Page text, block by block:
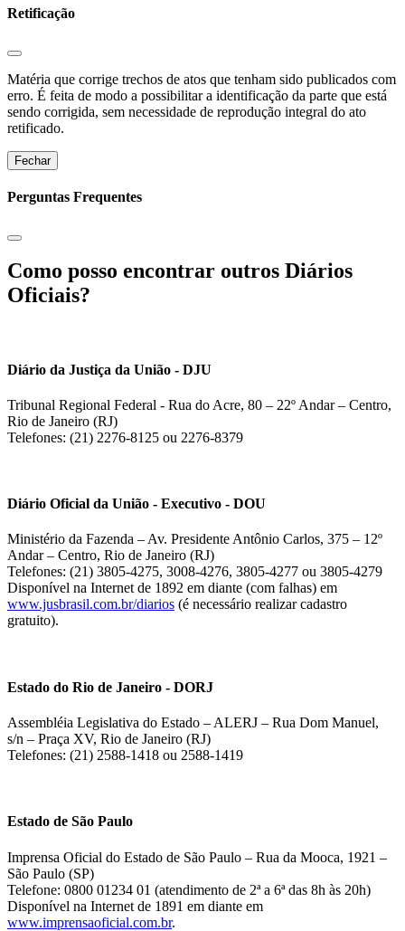
Retificação
Matéria que corrige trechos de atos que tenham sido publicados com
erro. É feita de modo a possibilitar a identificação da parte que está
sendo corrigida, sem necessidade de reprodução integral do ato
retificado.
Fechar
Perguntas Frequentes
Como posso encontrar outros Diários
Oficiais?
Diário da Justiça da União - DJU
Tribunal Regional Federal - Rua do Acre, 80 – 22º Andar – Centro,
Rio de Janeiro (RJ)
Telefones: (21) 2276-8125 ou 2276-8379
Diário Oficial da União - Executivo - DOU
Ministério da Fazenda – Av. Presidente Antônio Carlos, 375 – 12º
Andar – Centro, Rio de Janeiro (RJ)
Telefones: (21) 3805-4275, 3008-4276, 3805-4277 ou 3805-4279
Disponível na Internet de 1892 em diante (com falhas) em
www.jusbrasil.com.br/diarios (é necessário realizar cadastro
gratuito).
Estado do Rio de Janeiro - DORJ
Assembléia Legislativa do Estado – ALERJ – Rua Dom Manuel,
s/n – Praça XV, Rio de Janeiro (RJ)
Telefones: (21) 2588-1418 ou 2588-1419
Estado de São Paulo
Imprensa Oficial do Estado de São Paulo – Rua da Mooca, 1921 –
São Paulo (SP)
Telefone: 0800 01234 01 (atendimento de 2ª a 6ª das 8h às 20h)
Disponível na Internet de 1891 em diante em
www.imprensaoficial.com.br.